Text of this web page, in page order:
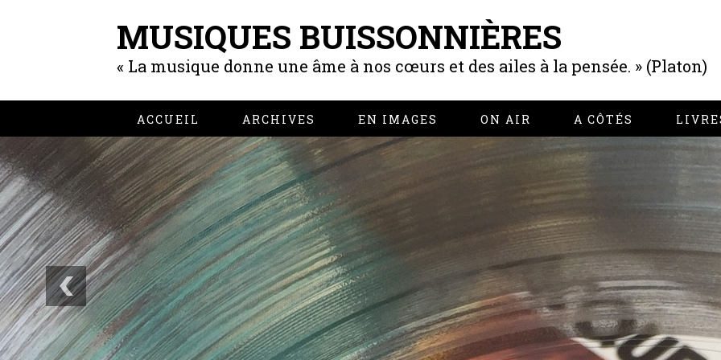
MUSIQUES BUISSONNIÈRES
« La musique donne une âme à nos cœurs et des ailes à la pensée. » (Platon)
ACCUEIL ARCHIVES EN IMAGES ON AIR A CÔTÉS